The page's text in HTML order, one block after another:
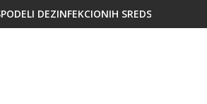
DEZINFEKCIONIH SREDSTAVA